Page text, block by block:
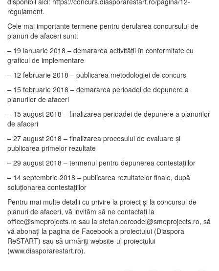
regulament.
Cele mai importante termene pentru derularea concursului de
planuri de afaceri sunt:
– 19 ianuarie 2018 – demararea activității în conformitate cu
graficul de implementare
– 12 februarie 2018 – publicarea metodologiei de concurs
– 15 februarie 2018 – demararea perioadei de depunere a
planurilor de afaceri
– 15 august 2018 – finalizarea perioadei de depunere a planurilor
de afaceri
– 27 august 2018 – finalizarea procesului de evaluare și
publicarea primelor rezultate
– 29 august 2018 – termenul pentru depunerea contestațiilor
– 14 septembrie 2018 – publicarea rezultatelor finale, după
soluționarea contestațiilor
Pentru mai multe detalii cu privire la proiect și la concursul de
planuri de afaceri, vă invităm să ne contactați la
office@smeprojects.ro sau la stefan.corcodel@smeprojects.ro, să
vă abonați la pagina de Facebook a proiectului (Diaspora
ReSTART) sau să urmăriți website-ul proiectului
(www.diasporarestart.ro).